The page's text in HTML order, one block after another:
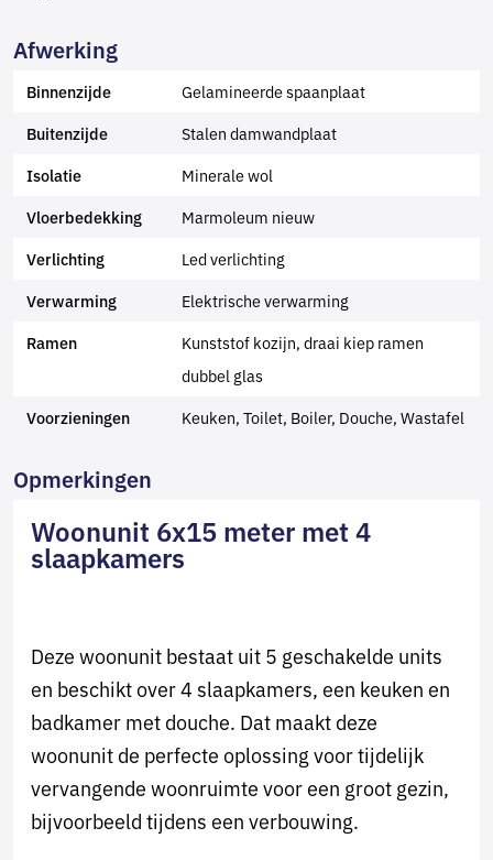
Afwerking
Binnenzijde Gelamineerde spaanplaat
Buitenzijde Stalen damwandplaat
Isolatie Minerale wol
Vloerbedekking Marmoleum nieuw
Verlichting Led verlichting
Verwarming Elektrische verwarming
Ramen
Kunststof kozijn, draai kiep ramen
dubbel glas
Voorzieningen Keuken, Toilet, Boiler, Douche, Wastafel
Opmerkingen
Woonunit 6x15 meter met 4
slaapkamers
Deze woonunit bestaat uit 5 geschakelde units
en beschikt over 4 slaapkamers, een keuken en
badkamer met douche. Dat maakt deze
woonunit de perfecte oplossing voor tijdelijk
vervangende woonruimte voor een groot gezin,
bijvoorbeeld tijdens een verbouwing.